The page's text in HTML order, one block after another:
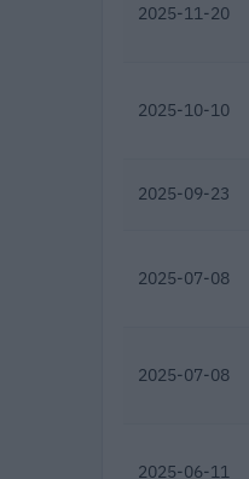
2025-11-20
2025-10-10
2025-09-23
2025-07-08
2025-07-08
2025-06-11